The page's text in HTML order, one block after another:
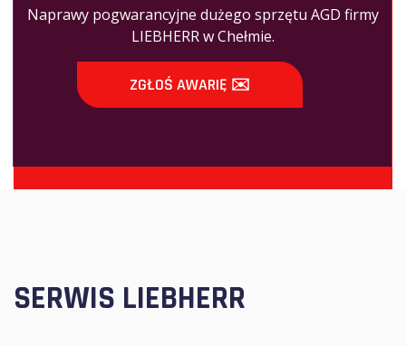
Naprawy pogwarancyjne dużego sprzętu AGD firmy
LIEBHERR w Chełmie.
ZGŁOŚ AWARIĘ ✉️
SERWIS LIEBHERR